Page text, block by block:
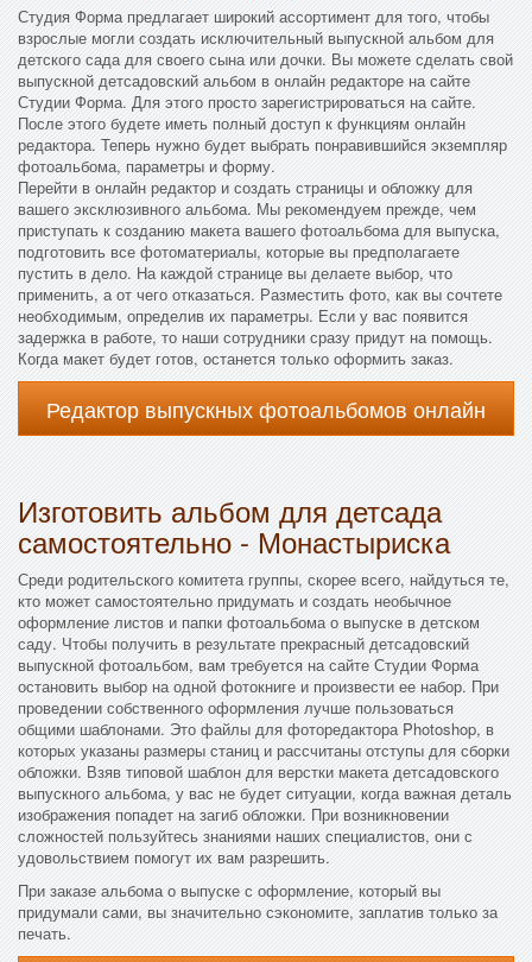
Студия Форма предлагает широкий ассортимент для того, чтобы
взрослые могли создать исключительный выпускной альбом для
детского сада для своего сына или дочки. Вы можете сделать свой
выпускной детсадовский альбом в онлайн редакторе на сайте
Студии Форма. Для этого просто зарегистрироваться на сайте.
После этого будете иметь полный доступ к функциям онлайн
редактора. Теперь нужно будет выбрать понравившийся экземпляр
фотоальбома, параметры и форму.
Перейти в онлайн редактор и создать страницы и обложку для
вашего эксклюзивного альбома. Мы рекомендуем прежде, чем
приступать к созданию макета вашего фотоальбома для выпуска,
подготовить все фотоматериалы, которые вы предполагаете
пустить в дело. На каждой странице вы делаете выбор, что
применить, а от чего отказаться. Разместить фото, как вы сочтете
необходимым, определив их параметры. Если у вас появится
задержка в работе, то наши сотрудники сразу придут на помощь.
Когда макет будет готов, останется только оформить заказ.
Редактор выпускных фотоальбомов онлайн
Изготовить альбом для детсада
самостоятельно - Монастыриска
Среди родительского комитета группы, скорее всего, найдуться те,
кто может самостоятельно придумать и создать необычное
оформление листов и папки фотоальбома о выпуске в детском
саду. Чтобы получить в результате прекрасный детсадовский
выпускной фотоальбом, вам требуется на сайте Студии Форма
остановить выбор на одной фотокниге и произвести ее набор. При
проведении собственного оформления лучше пользоваться
общими шаблонами. Это файлы для фоторедактора Photoshop, в
которых указаны размеры станиц и рассчитаны отступы для сборки
обложки. Взяв типовой шаблон для верстки макета детсадовского
выпускного альбома, у вас не будет ситуации, когда важная деталь
изображения попадет на загиб обложки. При возникновении
сложностей пользуйтесь знаниями наших специалистов, они с
удовольствием помогут их вам разрешить.
При заказе альбома о выпуске с оформление, который вы
придумали сами, вы значительно сэкономите, заплатив только за
печать.